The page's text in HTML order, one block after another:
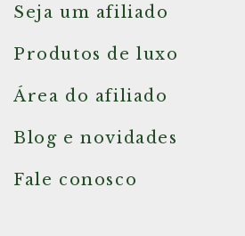
Seja um afiliado
Produtos de luxo
Área do afiliado
Blog e novidades
Fale conosco